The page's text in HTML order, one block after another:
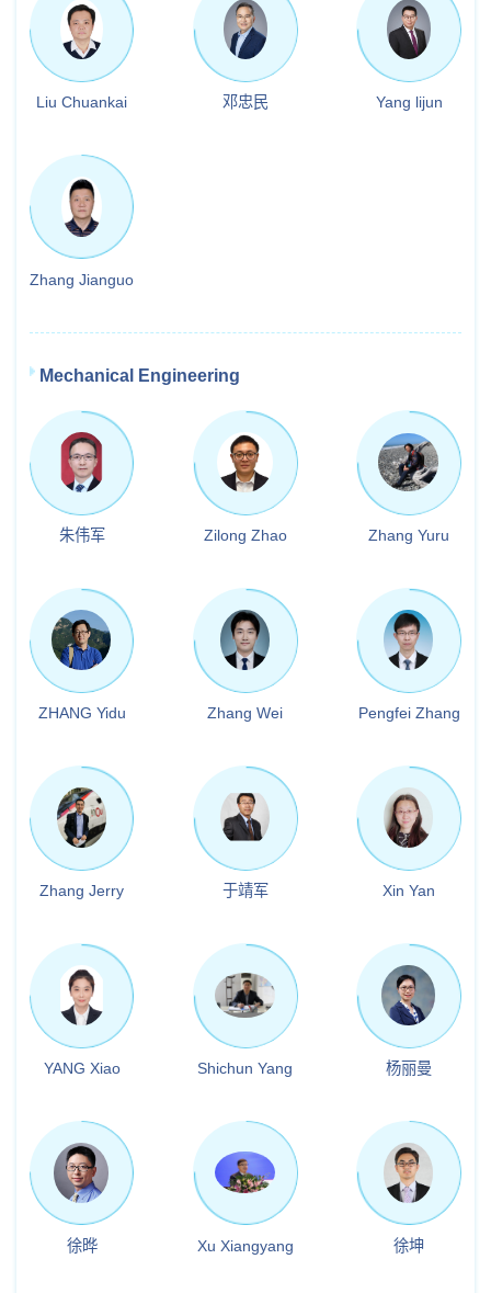
Liu Chuankai 邓忠民 Yang lijun
Zhang Jianguo
Mechanical Engineering
朱伟军 Zilong Zhao Zhang Yuru
ZHANG Yidu Zhang Wei Pengfei Zhang
Zhang Jerry 于靖军 Xin Yan
YANG Xiao Shichun Yang 杨丽曼
徐晔 Xu Xiangyang 徐坤